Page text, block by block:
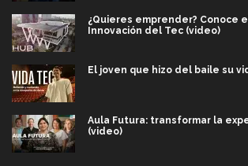
¿Quieres emprender? Conoce
Innovación del Tec (video)
El joven que hizo del baile su
Aula Futura: transformar la
(video)